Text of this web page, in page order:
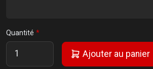
Quantité
Ajouter au panier